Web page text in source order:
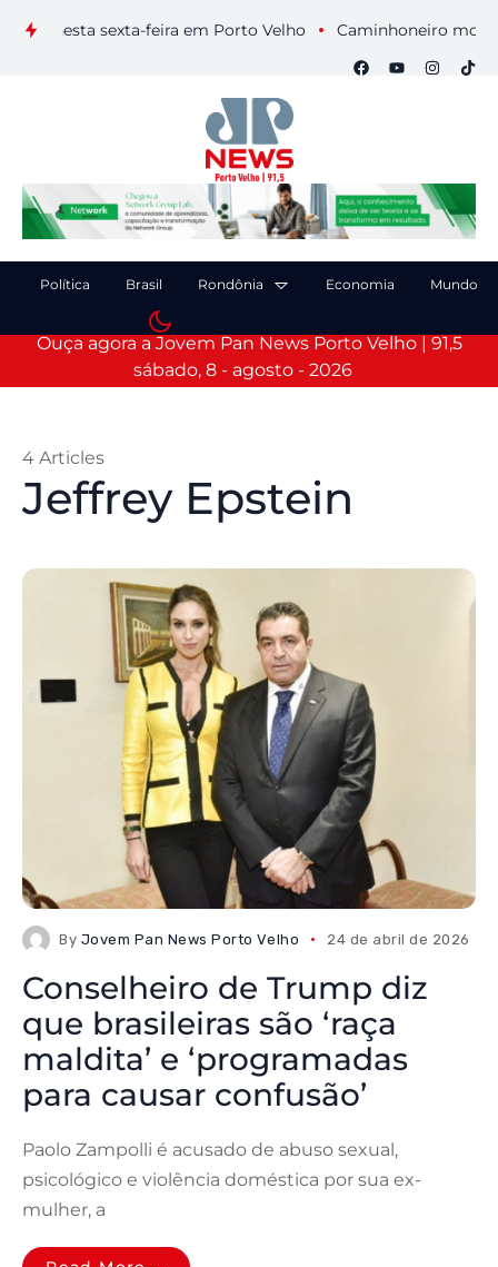
sexta-feira em Porto Velho Caminhoneiro morre após
Política Brasil Rondônia Economia Mundo
Ouça agora a Jovem Pan News Porto Velho | 91,5
sábado, 8 - agosto - 2026
Jeffrey Epstein
4 Articles
By Jovem Pan News Porto Velho 24 de abril de 2026
Conselheiro de Trump diz
que brasileiras são ‘raça
maldita’ e ‘programadas
para causar confusão’
Paolo Zampolli é acusado de abuso sexual,
psicológico e violência doméstica por sua ex-
mulher, a